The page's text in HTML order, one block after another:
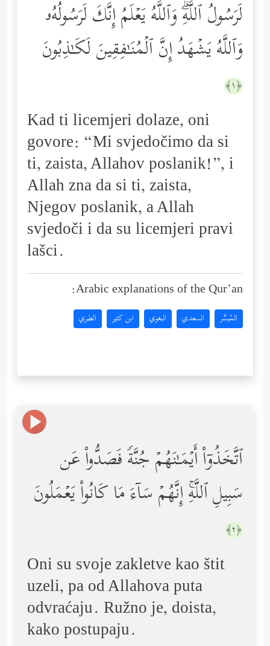
لَرَسُولُ ٱللَّهِۗ وَٱللَّهُ یَعۡلَمُ إِنَّكَ لَرَسُولُهُۥ
وَٱللَّهُ یَشۡهَدُ إِنَّ ٱلۡمُنَـٰفِقِینَ لَكَـٰذِبُونَ
﴿١﴾
Kad ti licemjeri dolaze, oni
govore: “Mi svjedočimo da si
ti, zaista, Allahov poslanik!”, i
Allah zna da si ti, zaista,
Njegov poslanik, a Allah
svjedoči i da su licemjeri pravi
lašci.
Arabic explanations of the Qur’an:
المُيسَّر السعدي البغوي ابن كثير الطبري
ٱتَّخَذُوۤاْ أَیۡمَـٰنَهُمۡ جُنَّةࣰ فَصَدُّواْ عَن
سَبِیلِ ٱللَّهِۚ إِنَّهُمۡ سَاۤءَ مَا كَانُواْ یَعۡمَلُونَ
﴿٢﴾
Oni su svoje zakletve kao štit
uzeli, pa od Allahova puta
odvraćaju. Ružno je, doista,
kako postupaju.